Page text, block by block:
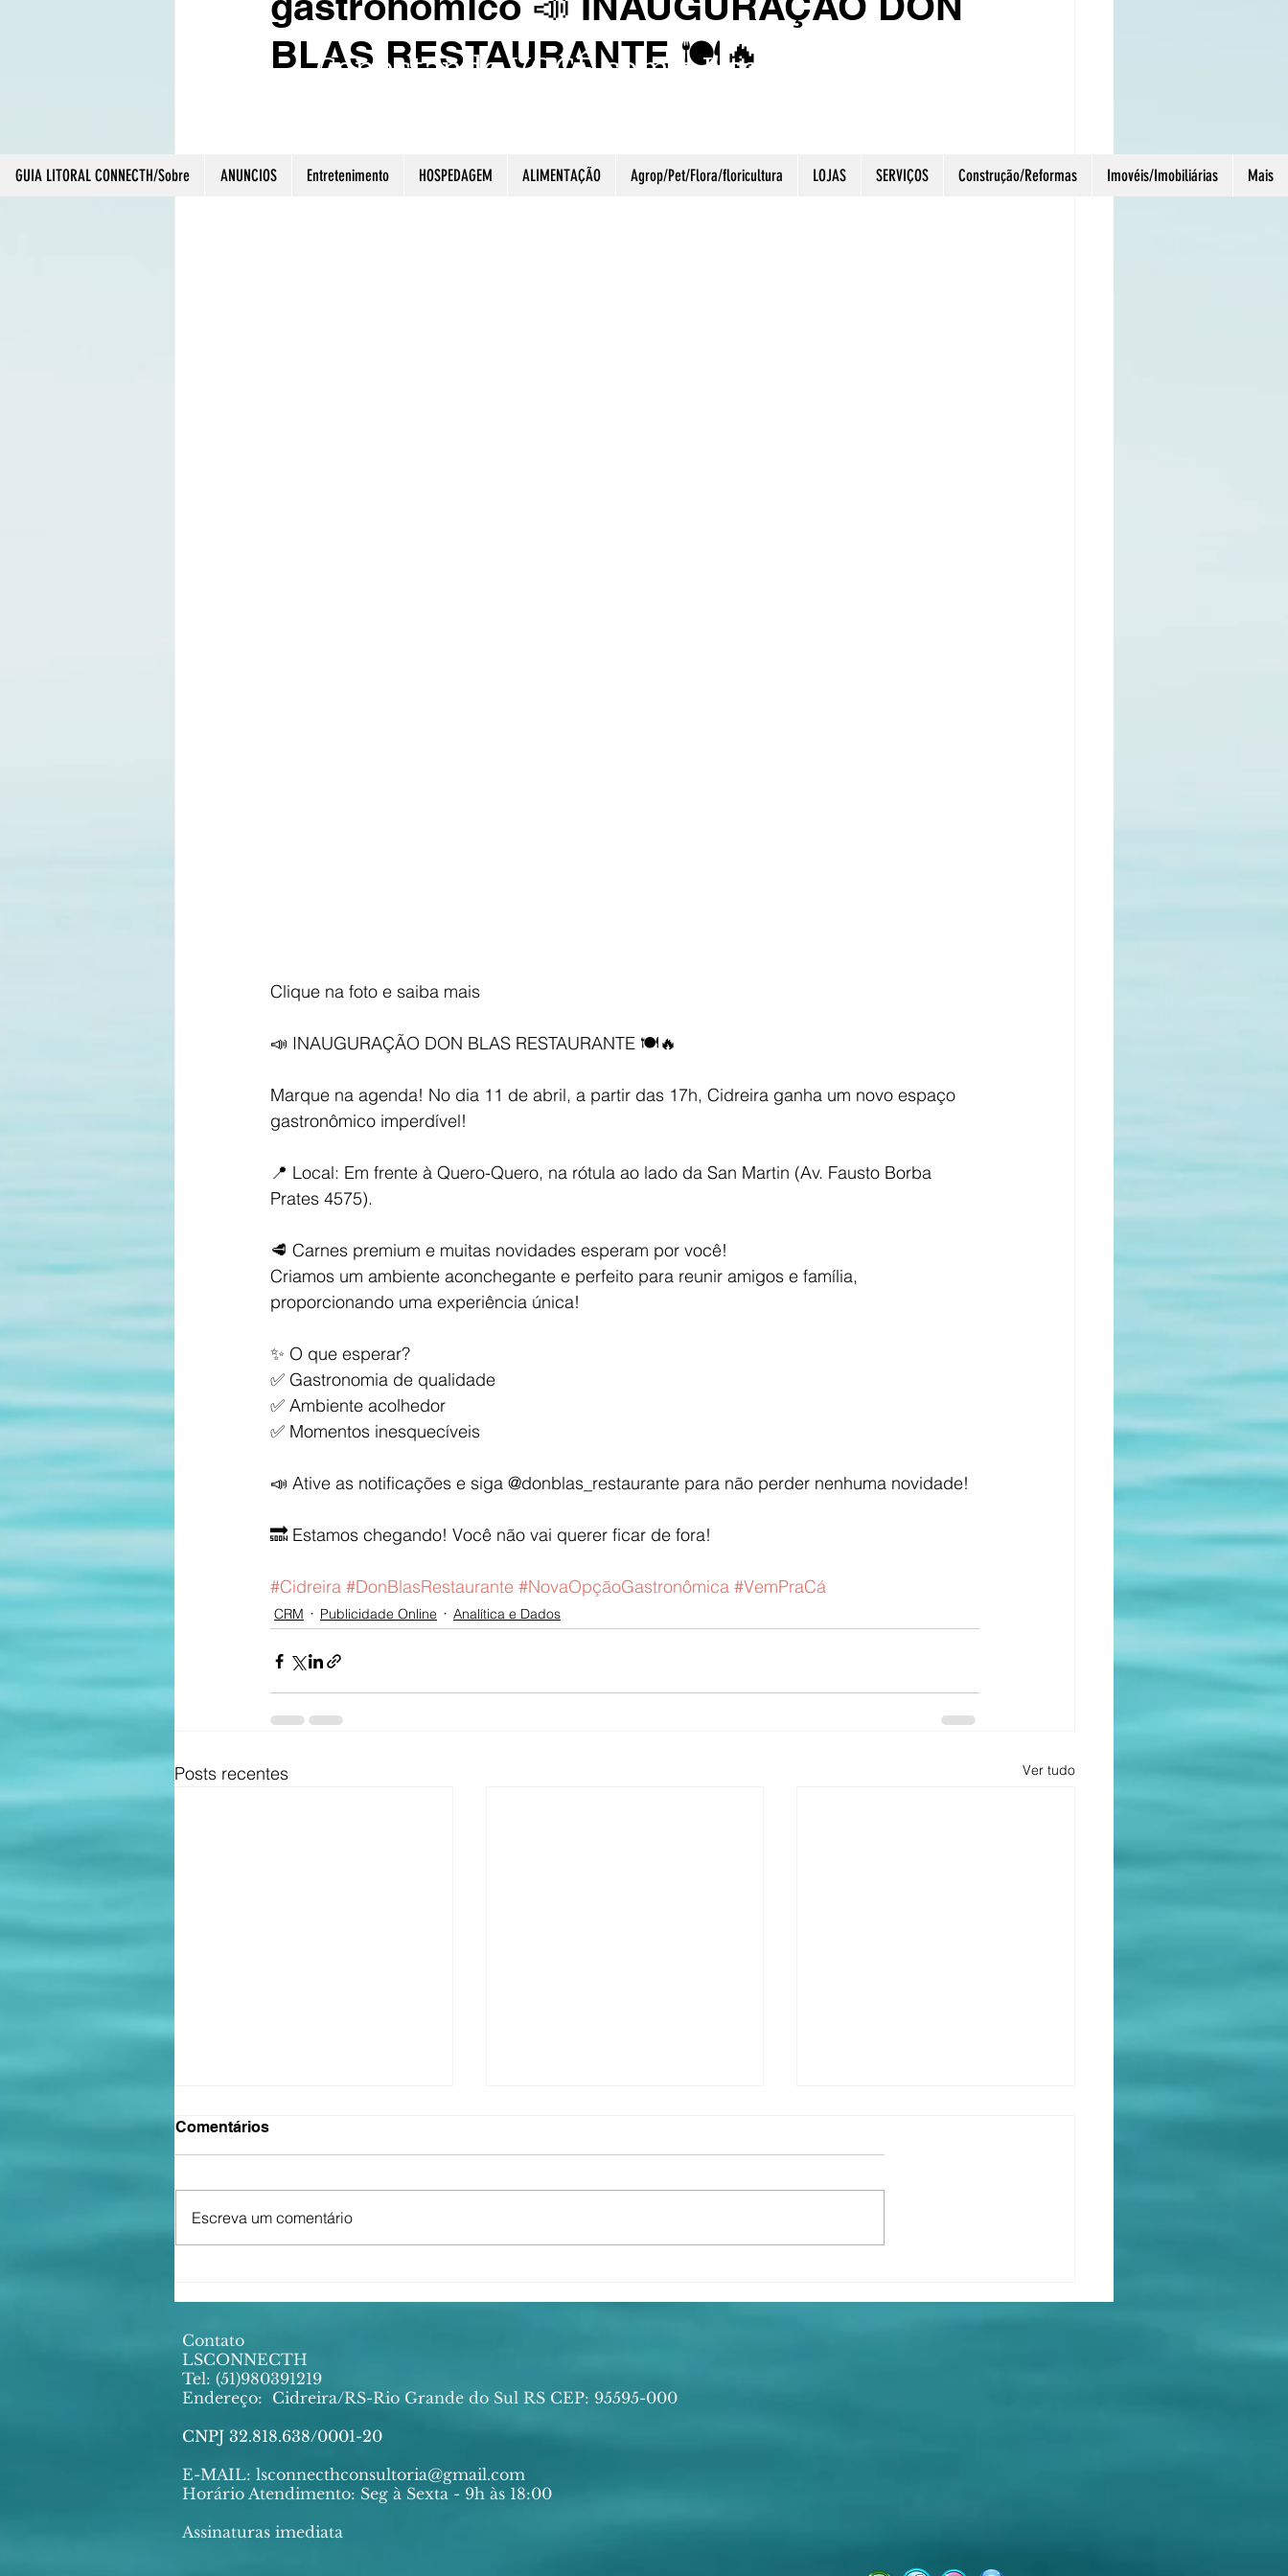
Conectando VOCÊ com o Litoral Gaúcho
GUIA LITORAL CONNECTH/Sobre ANUNCIOS Entretenimento HOSPEDAGEM ALIMENTAÇÃO Agrop/Pet/Flora/floricultura LOJAS SERVIÇOS Construção/Reformas Imovéis/Imobiliárias Mais
BLAS RESTAURANTE 🍽️🔥
Clique na foto e saiba mais
📣 INAUGURAÇÃO DON BLAS RESTAURANTE 🍽️🔥
Marque na agenda! No dia 11 de abril, a partir das 17h, Cidreira ganha um novo espaço
gastronômico imperdível!
📍 Local: Em frente à Quero-Quero, na rótula ao lado da San Martin (Av. Fausto Borba
Prates 4575).
🥩 Carnes premium e muitas novidades esperam por você!
Criamos um ambiente aconchegante e perfeito para reunir amigos e família,
proporcionando uma experiência única!
✨ O que esperar?
✅ Gastronomia de qualidade
✅ Ambiente acolhedor
✅ Momentos inesquecíveis
📣 Ative as notificações e siga @donblas_restaurante para não perder nenhuma novidade!
🔜 Estamos chegando! Você não vai querer ficar de fora!
#Cidreira #DonBlasRestaurante #NovaOpçãoGastronômica #VemPraCá
CRM Publicidade Online Analítica e Dados
Posts recentes Ver tudo
Comentários
Escreva um comentário
Contato
LSCONNECTH
Tel: (51)980391219
Endereço: Cidreira/RS-Rio Grande do Sul RS CEP: 95595-000
CNPJ 32.818.638/0001-20
E-MAIL: lsconnecthconsultoria@gmail.com
Horário Atendimento: Seg à Sexta - 9h às 18:00
Assinaturas imediata